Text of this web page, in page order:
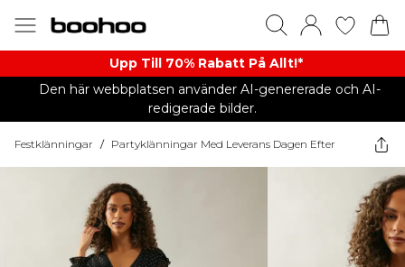
Upp Till 70% Rabatt På Allt!*
Den här webbplatsen använder AI-genererade och AI-
redigerade bilder.
Festklänningar / Partyklänningar Med Leverans Dagen Efter